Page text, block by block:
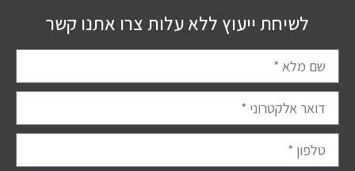
לשיחת ייעוץ ללא עלות צרו אתנו קשר